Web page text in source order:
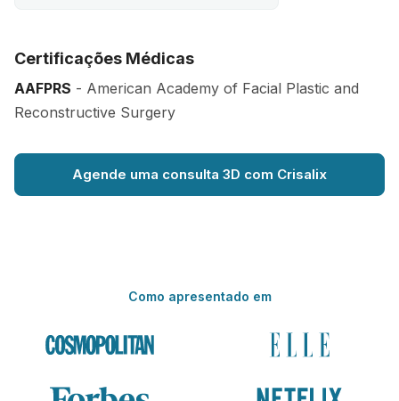
Certificações Médicas
AAFPRS - American Academy of Facial Plastic and
Reconstructive Surgery
Agende uma consulta 3D com Crisalix
Como apresentado em